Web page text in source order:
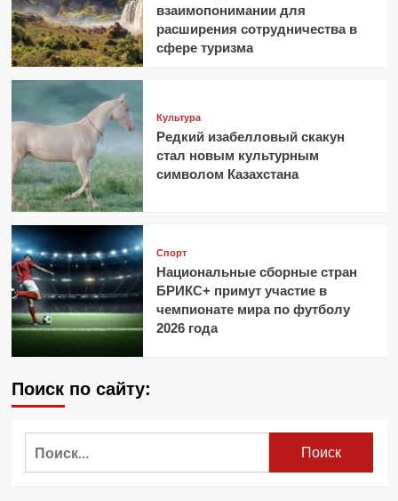
взаимопонимании для
расширения сотрудничества в
сфере туризма
Культура
Редкий изабелловый скакун
стал новым культурным
символом Казахстана
Спорт
Национальные сборные стран
БРИКС+ примут участие в
чемпионате мира по футболу
2026 года
Поиск по сайту: